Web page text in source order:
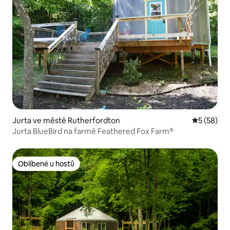
Jurta ve městě Rutherfordton Průměrné
5 (58)
Jurta BlueBird na farmě Feathered Fox Farm®
Oblíbené u hostů
Oblíbené u hostů